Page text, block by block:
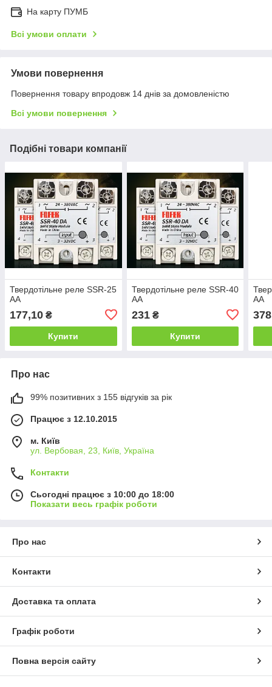
На карту ПУМБ
Всі умови оплати
Умови повернення
Повернення товару впродовж 14 днів за домовленістю
Всі умови повернення
Подібні товари компанії
Твердотільне реле SSR-25
AA
177,10 ₴
Купити
Твердотільне реле SSR-40
AA
231₴
Купити
AA
378
Про нас
99% позитивних з 155 відгуків за рік
Працює з 12.10.2015
м. Київ
ул. Вербовая, 23, Київ, Україна
Контакти
Сьогодні працює з 10:00 до 18:00
Показати весь графік роботи
Про нас
Контакти
Доставка та оплата
Графік роботи
Повна версія сайту